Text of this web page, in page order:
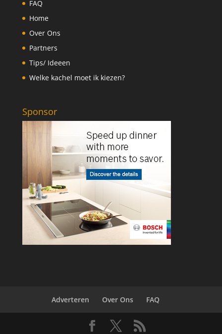
FAQ
Home
Over Ons
Partners
Tips/ Ideeen
Welke kachel moet ik kiezen?
Sponsor
Adverteren Over Ons FAQ